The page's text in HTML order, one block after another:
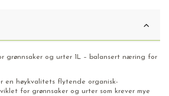
grønnsaker og urter 1L – balansert næring for
en høykvalitets flytende organisk-
for grønnsaker og urter som krever mye